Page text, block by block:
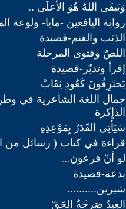
وَيَبقَى اللهُ هُوَ الأعلَى ..
رواية اليافعين -مايا- ولوعة
الذئب والغنم-قصيدة
اللصّ وفتوى المرحلة
إقرأ وتدبّر-قصيدة
يَحتَرِقُونَ كَعُودِ ثِقَابْ
جمال اللغة الشاعرية في
الذاكرة
سَيَأْتِي القَدَرُ بِمَوْعِدِهِ
قراءة في كتاب ( رسائل من
لو أنّ فرعون...
بدعة-قصيدة
شيرين..........
العِيدُ صَرخَةُ الحَقّ